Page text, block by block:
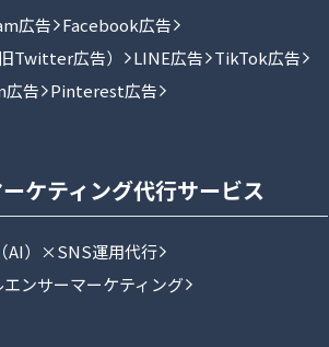
広告 Facebook広告
Twitter広告）
LINE広告 TikTok広告
告 Pinterest広告
ケティング代行サービス
AI）×SNS運用代行
ンサーマーケティング